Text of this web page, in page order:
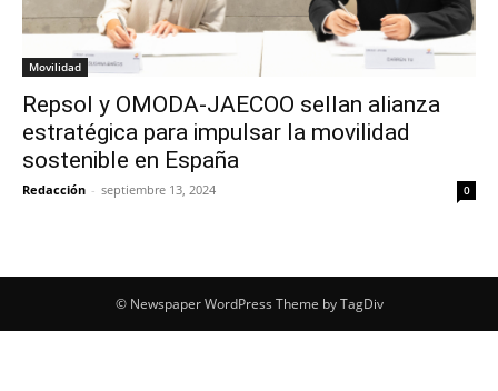
Movilidad
Repsol y OMODA-JAECOO sellan alianza
estratégica para impulsar la movilidad
sostenible en España
Redacción - septiembre 13, 2024 0
© Newspaper WordPress Theme by TagDiv